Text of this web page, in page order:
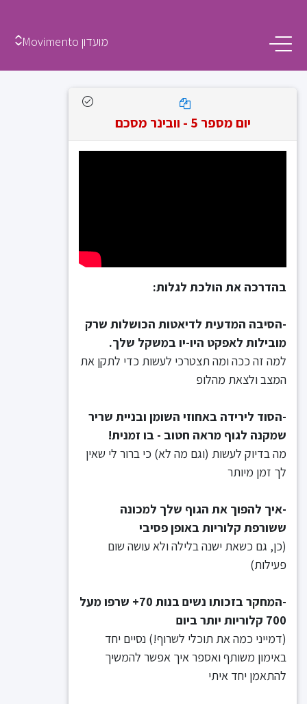
מועדון Movimento
יום מספר 5 - וובינר מסכם
בהדרכה את הולכת לגלות:
-הסיבה המדעית לדיאטות הכושלות שרק
מובילות לאפקט היו-יו במשקל שלך.
למה זה ככה ומה תצטרכי לעשות כדי לתקן את
המצב ולצאת מהלופ
-הסוד לירידה באחוזי השומן ובניית שריר
שמקנה לגוף מראה חטוב - בו זמנית!
מה בדיוק לעשות (וגם מה לא) כי ברור לי שאין
לך זמן מיותר
-איך להפוך את הגוף שלך למכונה
ששורפת קלוריות באופן פסיבי
(כן, גם כשאת ישנה בלילה ולא עושה שום
פעילות)
-המחקר בזכותו נשים בנות 70+ שרפו מעל
700 קלוריות יותר ביום
(דמייני כמה את תוכלי לשרוף!) נסיים יחד
באימון משותף ואספר איך אפשר להמשיך
להתאמן יחד איתי